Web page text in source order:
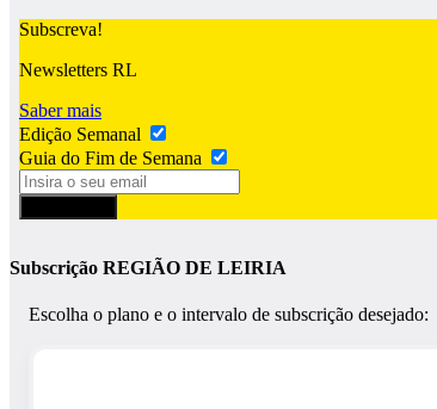
Subscreva!
Newsletters RL
Saber mais
Edição Semanal
Guia do Fim de Semana
Subscrição REGIÃO DE LEIRIA
Escolha o plano e o intervalo de subscrição desejado: